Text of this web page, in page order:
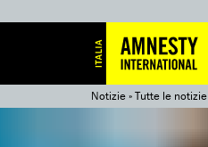
Notizie»Tutte le notizie